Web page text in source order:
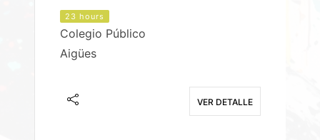
23 hours
Colegio Público
Aigües
VER DETALLE